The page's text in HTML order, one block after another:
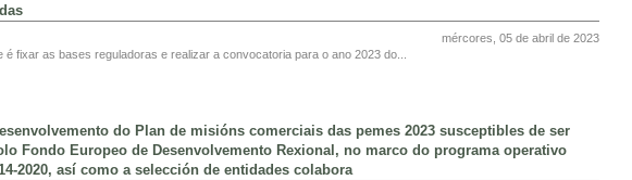
mércores, 05 de abril de 2023
fixar as bases reguladoras e realizar a convocatoria para o ano 2023 do...
do Plan de misións comerciais das pemes 2023 susceptibles de ser
Fondo Europeo de Desenvolvemento Rexional, no marco do programa operativo
2020, así como a selección de entidades colabora